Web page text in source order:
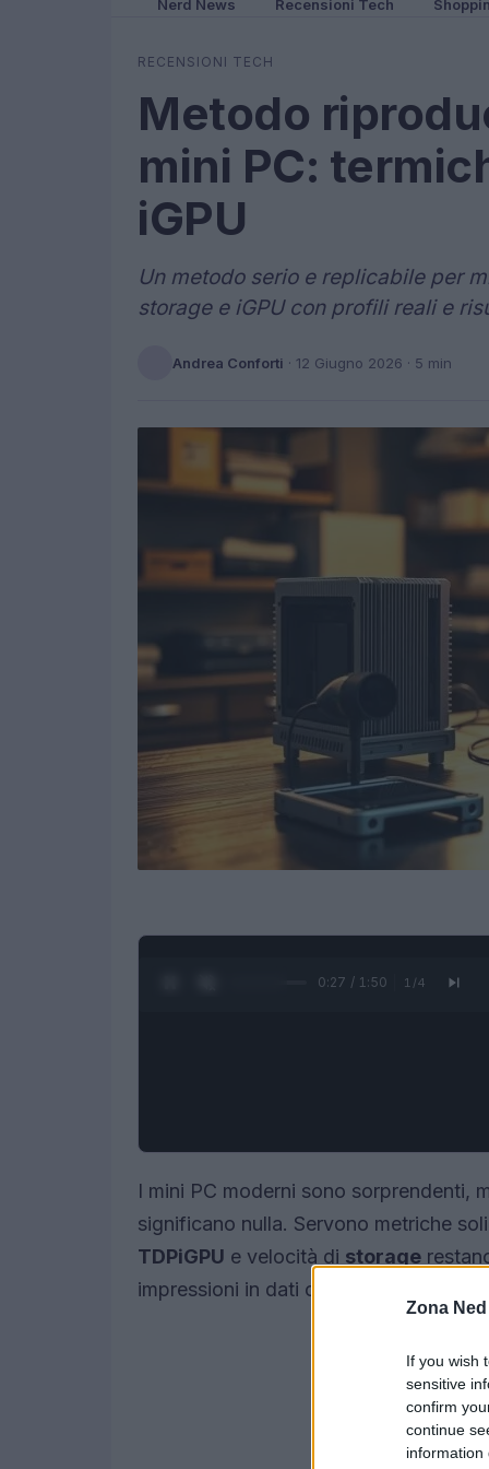
Zona Ned
If you wish
sensitive
confirm
continue
information
Nerd News Recensioni Tech
RECENSIONI TECH
Metodo
mini PC:
iGPU
Un metodo serio e replicabile per
storage e iGPU con profili reali e
Andrea Conforti · 12 Giugno 2026 · 5 min
0:28 / 1:50 1 /4
I mini PC moderni sono sorprendenti,
significano nulla. Servono metriche
TDPiGPU e velocità di storage
impressioni in dati che guidano